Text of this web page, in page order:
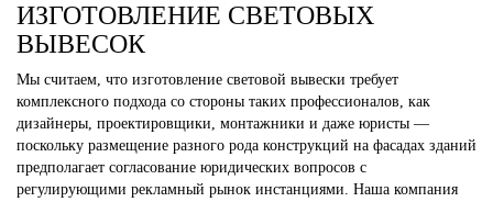
ИЗГОТОВЛЕНИЕ СВЕТОВЫХ
ВЫВЕСОК
Мы считаем, что изготовление световой вывески требует
комплексного подхода со стороны таких профессионалов, как
дизайнеры, проектировщики, монтажники и даже юристы —
поскольку размещение разного рода конструкций на фасадах зданий
предполагает согласование юридических вопросов с
регулирующими рекламный рынок инстанциями. Наша компания